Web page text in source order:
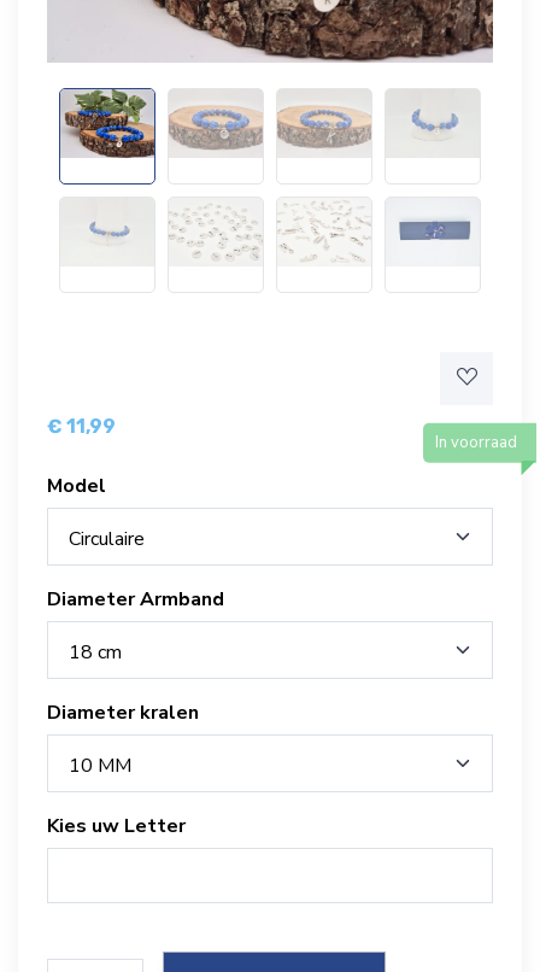
€ 11,99
In voorraad
Model
Circulaire
Diameter Armband
18 cm
Diameter kralen
10 MM
Kies uw Letter